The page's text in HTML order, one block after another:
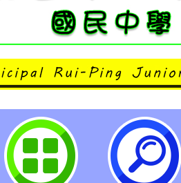
指遊響你」拇指琴